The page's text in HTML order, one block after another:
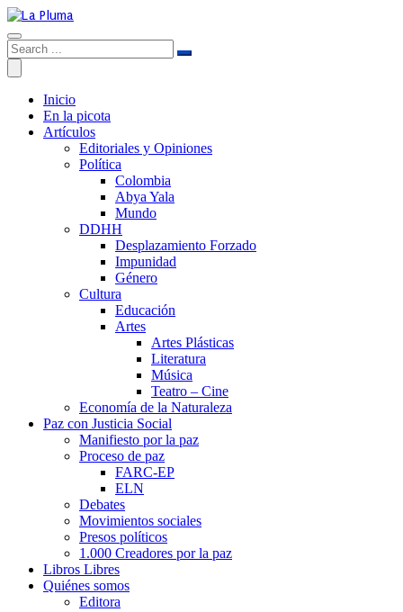
Inicio
En la picota
Artículos
Editoriales y Opiniones
Política
Colombia
Abya Yala
Mundo
DDHH
Desplazamiento Forzado
Impunidad
Género
Cultura
Educación
Artes
Artes Plásticas
Literatura
Música
Teatro – Cine
Economía de la Naturaleza
Paz con Justicia Social
Manifiesto por la paz
Proceso de paz
FARC-EP
ELN
Debates
Movimientos sociales
Presos políticos
1.000 Creadores por la paz
Libros Libres
Quiénes somos
Editora